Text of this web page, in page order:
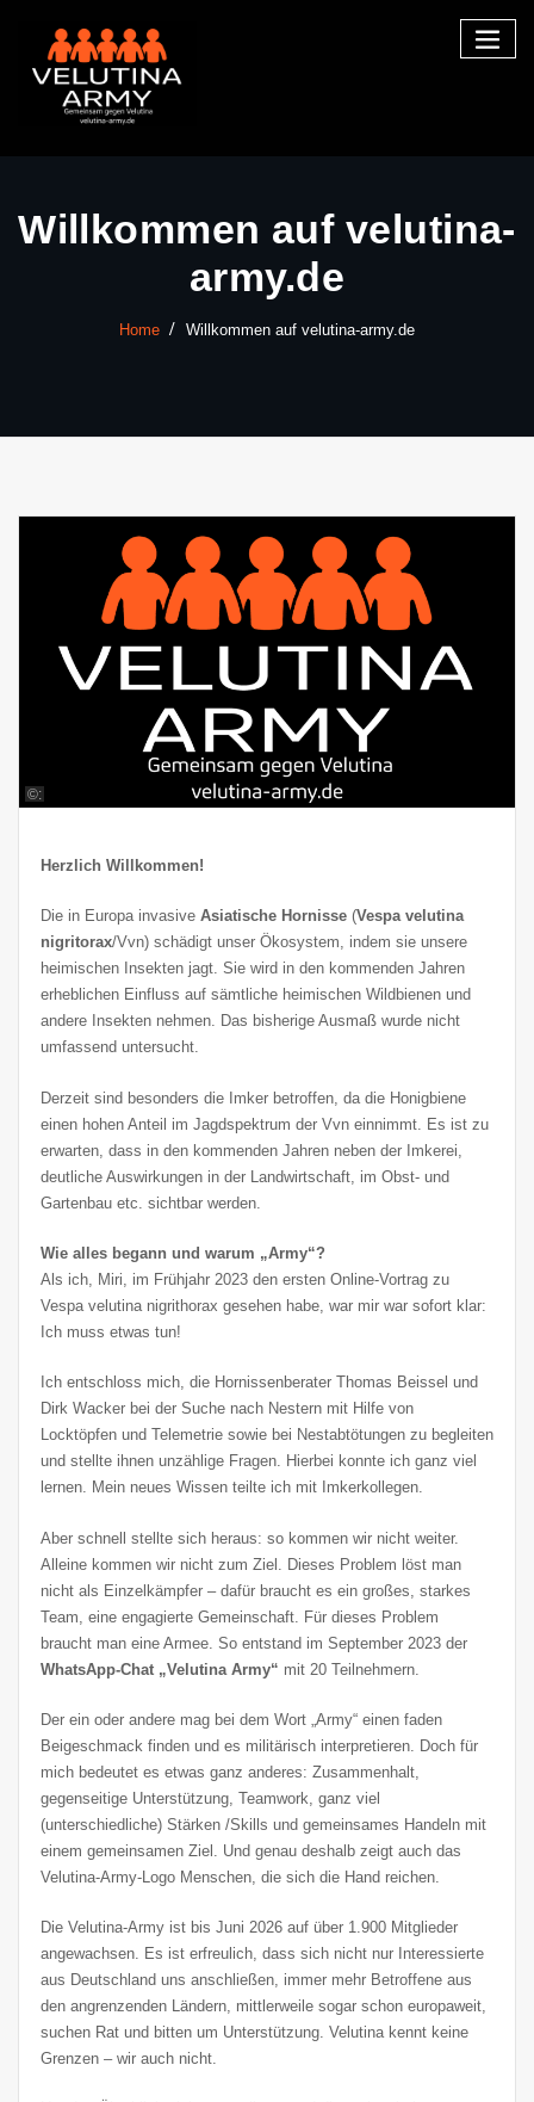
content
Willkommen auf velutina-
army.de
Home Willkommen auf velutina-army.de
©:
Herzlich Willkommen!
Die in Europa invasive Asiatische Hornisse(Vespa velutina
nigritorax/Vvn) schädigt unser Ökosystem, indem sie unsere
heimischen Insekten jagt. Sie wird in den kommenden Jahren
erheblichen Einfluss auf sämtliche heimischen Wildbienen und
andere Insekten nehmen. Das bisherige Ausmaß wurde nicht
umfassend untersucht.
Derzeit sind besonders die Imker betroffen, da die Honigbiene
einen hohen Anteil im Jagdspektrum der Vvn einnimmt. Es ist zu
erwarten, dass in den kommenden Jahren neben der Imkerei,
deutliche Auswirkungen in der Landwirtschaft, im Obst- und
Gartenbau etc. sichtbar werden.
Wie alles begann und warum „Army“?
Als ich, Miri, im Frühjahr 2023 den ersten Online-Vortrag zu
Vespa velutina nigrithorax gesehen habe, war mir war sofort klar:
Ich muss etwas tun!
Ich entschloss mich, die Hornissenberater Thomas Beissel und
Dirk Wacker bei der Suche nach Nestern mit Hilfe von
Locktöpfen und Telemetrie sowie bei Nestabtötungen zu begleiten
und stellte ihnen unzählige Fragen. Hierbei konnte ich ganz viel
lernen. Mein neues Wissen teilte ich mit Imkerkollegen.
Aber schnell stellte sich heraus: so kommen wir nicht weiter.
Alleine kommen wir nicht zum Ziel. Dieses Problem löst man
nicht als Einzelkämpfer – dafür braucht es ein großes, starkes
Team, eine engagierte Gemeinschaft. Für dieses Problem
braucht man eine Armee. So entstand im September 2023 der
WhatsApp-Chat „Velutina Army“ mit 20 Teilnehmern.
Der ein oder andere mag bei dem Wort „Army“ einen faden
Beigeschmack finden und es militärisch interpretieren. Doch für
mich bedeutet es etwas ganz anderes: Zusammenhalt,
gegenseitige Unterstützung, Teamwork, ganz viel
(unterschiedliche) Stärken /Skills und gemeinsames Handeln mit
einem gemeinsamen Ziel. Und genau deshalb zeigt auch das
Velutina-Army-Logo Menschen, die sich die Hand reichen.
Die Velutina-Army ist bis Juni 2026 auf über 1.900 Mitglieder
angewachsen. Es ist erfreulich, dass sich nicht nur Interessierte
aus Deutschland uns anschließen, immer mehr Betroffene aus
den angrenzenden Ländern, mittlerweile sogar schon europaweit,
suchen Rat und bitten um Unterstützung. Velutina kennt keine
Grenzen – wir auch nicht.